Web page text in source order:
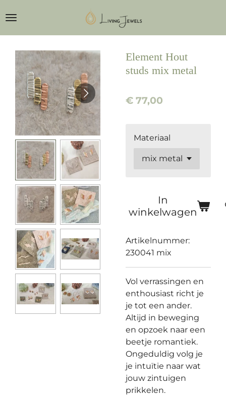
direct
naar
hoofdinhoud
Element Hout
studs mix metal
€ 77,00
Materiaal
In
winkelwagen
Artikelnummer:
230041 mix
Vol verrassingen en
enthousiast richt je
je tot een ander.
Altijd in beweging
en opzoek naar een
beetje romantiek.
Ongeduldig volg je
je intuïtie naar wat
jouw zintuigen
prikkelen.